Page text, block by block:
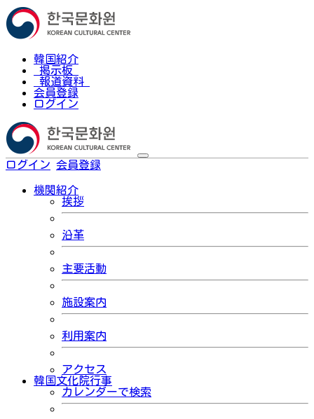
韓国紹介
掲示板
報道資料
会員登録
ログイン
ログイン 会員登録
機関紹介
挨拶
沿革
主要活動
施設案内
利用案内
アクセス
韓国文化院行事
カレンダーで検索